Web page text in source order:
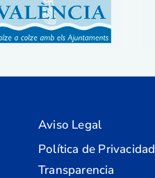
Aviso Legal
Política de Privacidad
Transparencia